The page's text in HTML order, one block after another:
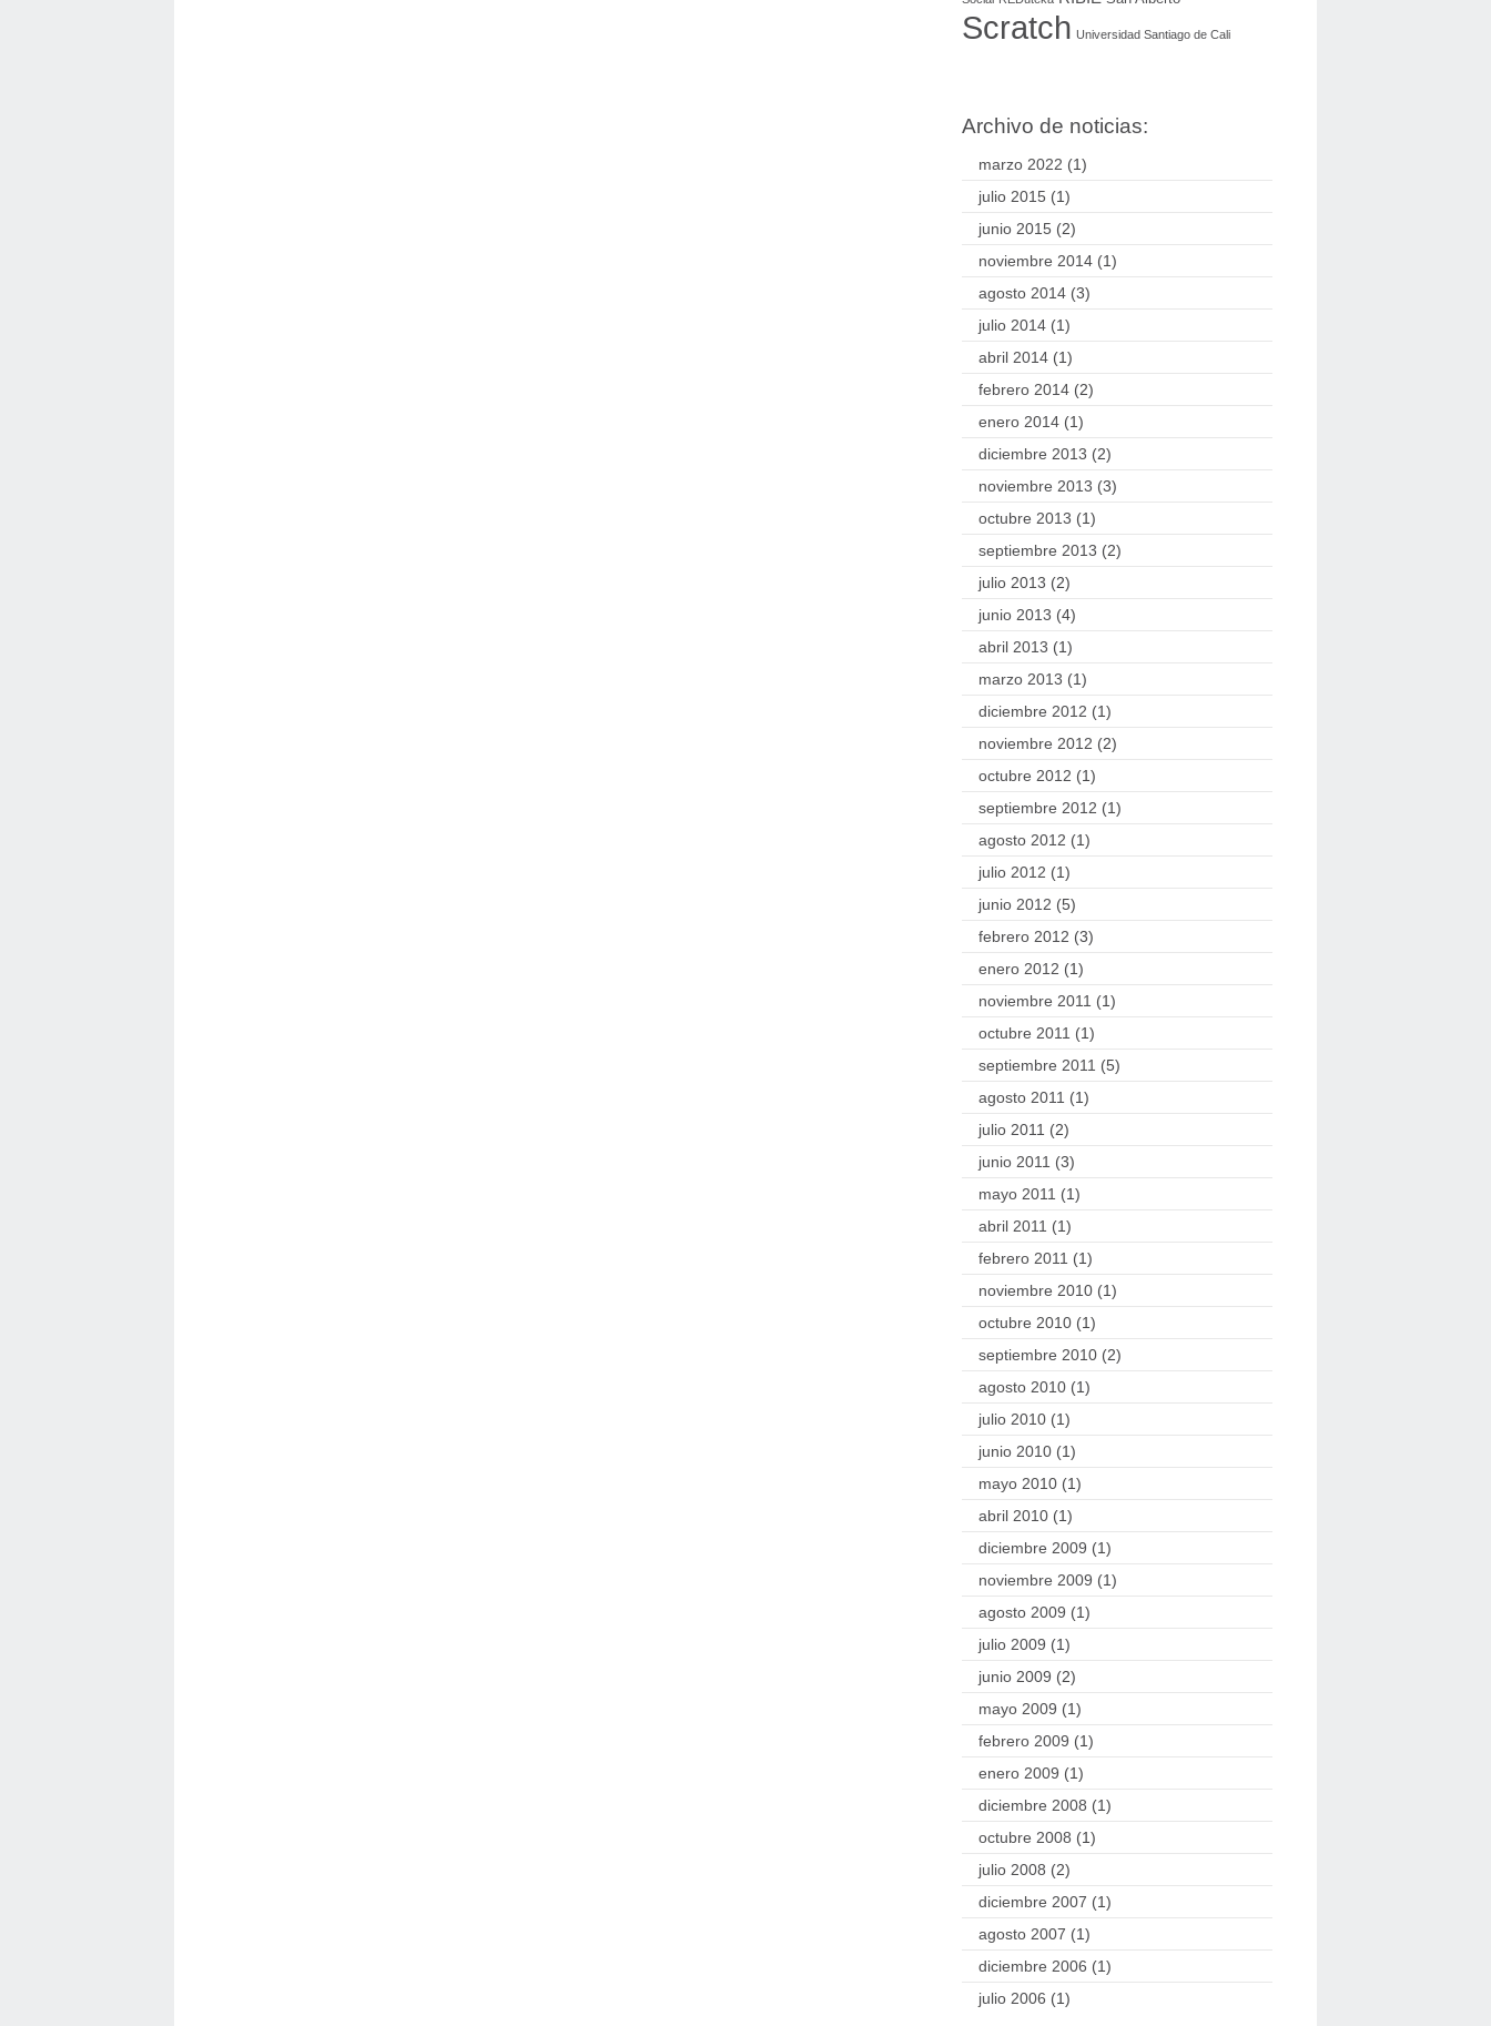
Scratch Universidad Santiago de Cali
Archivo de noticias:
marzo 2022 (1)
julio 2015 (1)
junio 2015 (2)
noviembre 2014 (1)
agosto 2014 (3)
julio 2014 (1)
abril 2014 (1)
febrero 2014 (2)
enero 2014 (1)
diciembre 2013 (2)
noviembre 2013 (3)
octubre 2013 (1)
septiembre 2013 (2)
julio 2013 (2)
junio 2013 (4)
abril 2013 (1)
marzo 2013 (1)
diciembre 2012 (1)
noviembre 2012 (2)
octubre 2012 (1)
septiembre 2012 (1)
agosto 2012 (1)
julio 2012 (1)
junio 2012 (5)
febrero 2012 (3)
enero 2012 (1)
noviembre 2011 (1)
octubre 2011 (1)
septiembre 2011 (5)
agosto 2011 (1)
julio 2011 (2)
junio 2011 (3)
mayo 2011 (1)
abril 2011 (1)
febrero 2011 (1)
noviembre 2010 (1)
octubre 2010 (1)
septiembre 2010 (2)
agosto 2010 (1)
julio 2010 (1)
junio 2010 (1)
mayo 2010 (1)
abril 2010 (1)
diciembre 2009 (1)
noviembre 2009 (1)
agosto 2009 (1)
julio 2009 (1)
junio 2009 (2)
mayo 2009 (1)
febrero 2009 (1)
enero 2009 (1)
diciembre 2008 (1)
octubre 2008 (1)
julio 2008 (2)
diciembre 2007 (1)
agosto 2007 (1)
diciembre 2006 (1)
julio 2006 (1)